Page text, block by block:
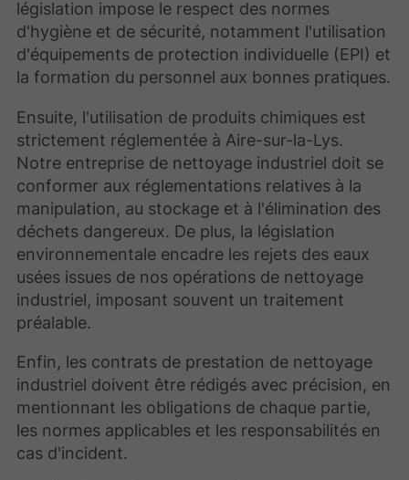
législation impose le respect des normes
d'hygiène et de sécurité, notamment l'utilisation
d'équipements de protection individuelle (EPI) et
la formation du personnel aux bonnes pratiques.
Ensuite, l'utilisation de produits chimiques est
strictement réglementée à Aire-sur-la-Lys.
Notre entreprise de nettoyage industriel doit se
conformer aux réglementations relatives à la
manipulation, au stockage et à l'élimination des
déchets dangereux. De plus, la législation
environnementale encadre les rejets des eaux
usées issues de nos opérations de nettoyage
industriel, imposant souvent un traitement
préalable.
Enfin, les contrats de prestation de nettoyage
industriel doivent être rédigés avec précision, en
mentionnant les obligations de chaque partie,
les normes applicables et les responsabilités en
cas d'incident.